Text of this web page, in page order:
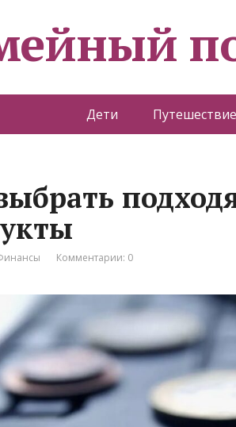
Дети Путешествие
Комментарии: 0